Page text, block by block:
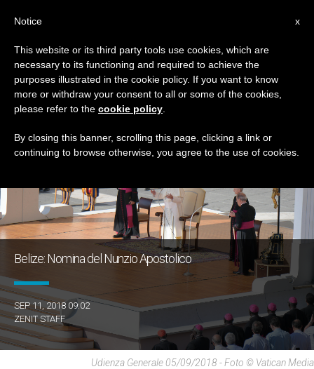
TAG
Posts Tagged ‘Belize’
ULTIME NOTIZIE
Belize: Nomina del Nunzio Apostolico
SEP 11, 2018 09:02
ZENIT STAFF
Udienza Generale 05/09/2018 - Foto © Vatican Media
x
Notice
This website or its third party tools use cookies, which are
necessary to its functioning and required to achieve the
purposes illustrated in the cookie policy. If you want to know
more or withdraw your consent to all or some of the cookies,
please refer to the cookie policy
By closing this banner, scrolling this page, clicking a link or
continuing to browse otherwise, you agree to the use of cookies.